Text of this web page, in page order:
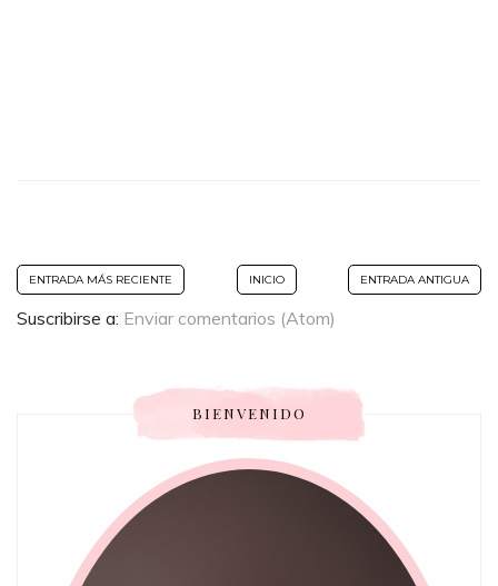
ENTRADA MÁS RECIENTE ENTRADA ANTIGUA
INICIO
Suscribirse a: Enviar comentarios (Atom)
BIENVENIDO